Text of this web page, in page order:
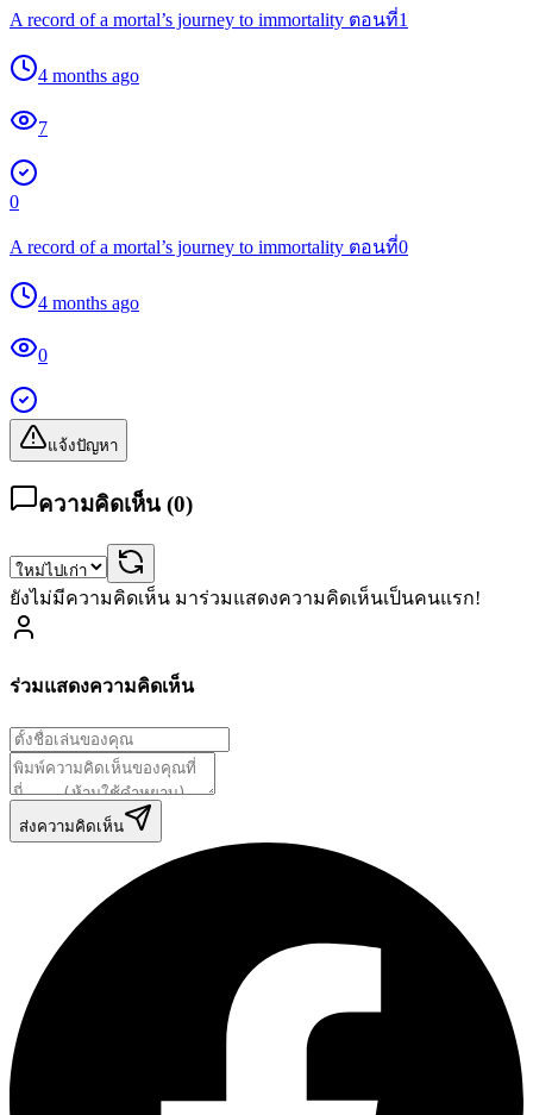
A record of a mortal’s journey to immortality ตอนที่1
4 months ago
7
0
A record of a mortal’s journey to immortality ตอนที่0
4 months ago
0
แจ้งปัญหา
ความคิดเห็น (0)
ยังไม่มีความคิดเห็น มาร่วมแสดงความคิดเห็นเป็นคนแรก!
ร่วมแสดงความคิดเห็น
ส่งความคิดเห็น